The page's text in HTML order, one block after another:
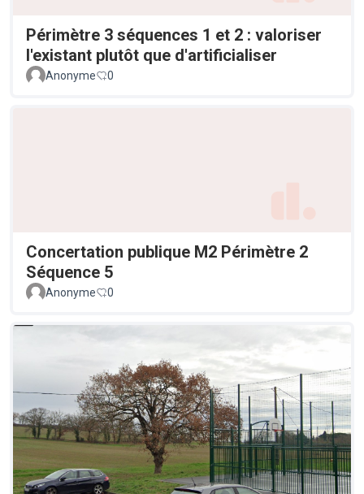
Périmètre 3 séquences 1 et 2 : valoriser
l'existant plutôt que d'artificialiser
Anonyme 0
Concertation publique M2 Périmètre 2
Séquence 5
Anonyme 0